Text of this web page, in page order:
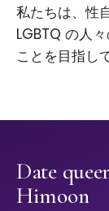
私たちは、性
LGBTQ の人
ことを目指し
Date
Himoon